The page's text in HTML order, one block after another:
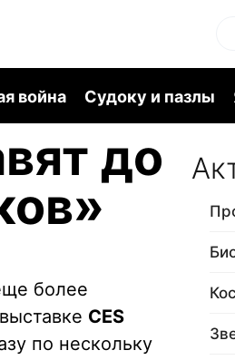
война Судоку и пазлы
до
более
CES
по нескольку